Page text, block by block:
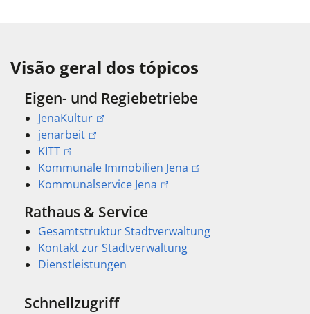
Visão geral dos tópicos
Eigen- und Regiebetriebe
JenaKultur
jenarbeit
KITT
Kommunale Immobilien Jena
Kommunalservice Jena
Rathaus & Service
Gesamtstruktur Stadtverwaltung
Kontakt zur Stadtverwaltung
Dienstleistungen
Schnellzugriff